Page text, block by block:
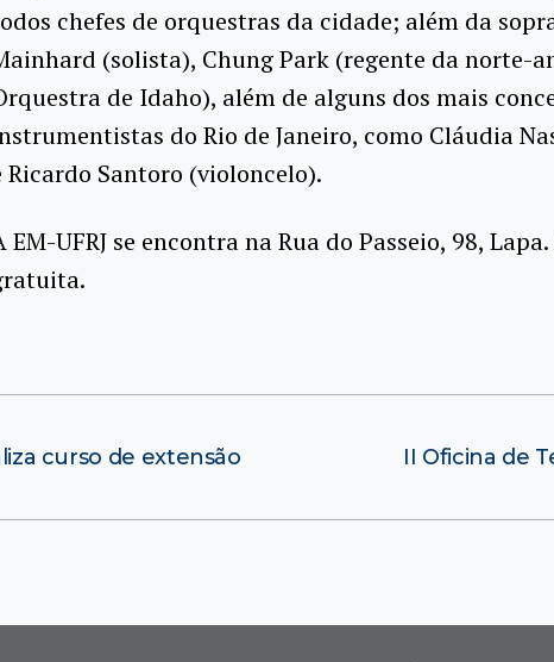
chefes de orquestras da cidade; além da
(solista), Chung Park (regente da norte-
de Idaho), além de alguns dos mais
do Rio de Janeiro, como Cláudia
Ricardo Santoro (violoncelo).
EM-UFRJ se encontra na Rua do Passeio, 98,
curso de extensão II Oficina de